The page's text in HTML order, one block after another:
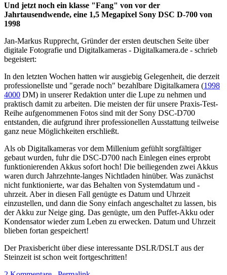
Und jetzt noch ein klasse "Fang" von vor der
Jahrtausendwende, eine 1,5 Megapixel Sony DSC D-700 von
1998
Jan-Markus Rupprecht, Gründer der ersten deutschen Seite über
digitale Fotografie und Digitalkameras - Digitalkamera.de - schrieb
begeistert:
In den letzten Wochen hatten wir ausgiebig Gelegenheit, die derzeit
professionellste und "gerade noch" bezahlbare Digitalkamera (1998
4000 DM) in unserer Redaktion unter die Lupe zu nehmen und
praktisch damit zu arbeiten. Die meisten der für unsere Praxis-Test-
Reihe aufgenommenen Fotos sind mit der Sony DSC-D700
entstanden, die aufgrund ihrer professionellen Ausstattung teilweise
ganz neue Möglichkeiten erschließt.
Als ob Digitalkameras vor dem Millenium gefühlt sorgfältiger
gebaut wurden, fuhr die DSC-D700 nach Einlegen eines erprobt
funktionierenden Akkus sofort hoch! Die beiliegenden zwei Akkus
waren durch Jahrzehnte-langes Nichtladen hinüber. Was zunächst
nicht funktionierte, war das Behalten von Systemdatum und -
uhrzeit. Aber in diesen Fall genügte es Datum und Uhrzeit
einzustellen, und dann die Sony einfach angeschaltet zu lassen, bis
der Akku zur Neige ging. Das genügte, um den Puffet-Akku oder
Kondensator wieder zum Leben zu erwecken. Datum und Uhrzeit
blieben fortan gespeichert!
Der Praxisbericht über diese interessante DSLR/DSLT aus der
Steinzeit ist schon weit fortgeschritten!